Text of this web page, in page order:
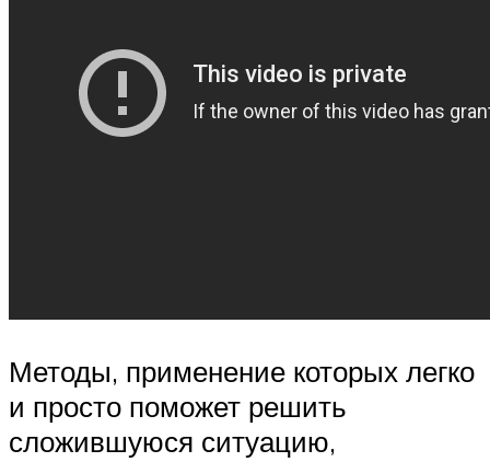
Методы, применение которых легко
и просто поможет решить
сложившуюся ситуацию,